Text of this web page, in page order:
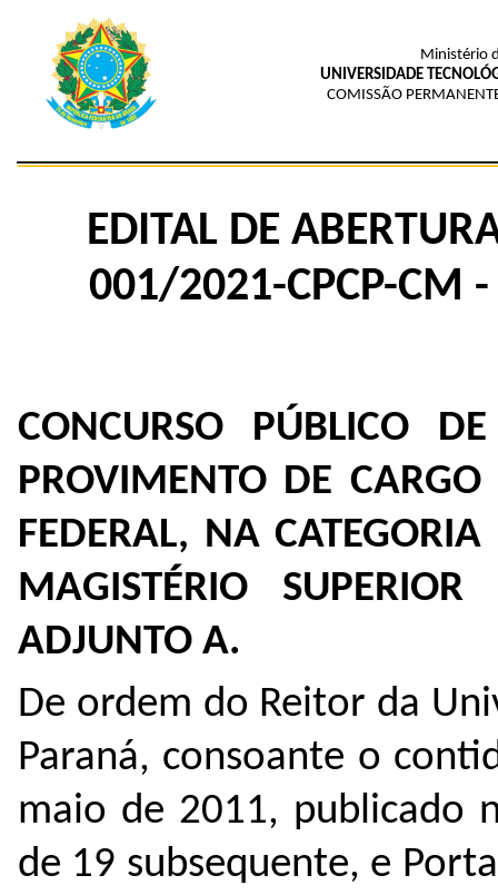
Ministério
UNIVERSIDADE
COMISSÃO
EDITAL DE
001/2021-CPCP-CM -
CONCURSO PÚBLICO
PROVIMENTO DE
FEDERAL, NA
MAGISTÉRIO
ADJUNTO A.
De ordem do Reitor da
Paraná, consoante o
maio de 2011, publicado
de 19 subsequente, e